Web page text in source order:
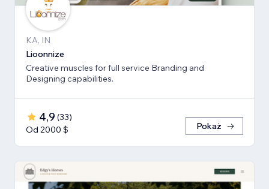
KA, IN
Lioonnize
Creative muscles for full service Branding and
Designing capabilities.
4,9 (33)
Od 2000 $
Pokaż